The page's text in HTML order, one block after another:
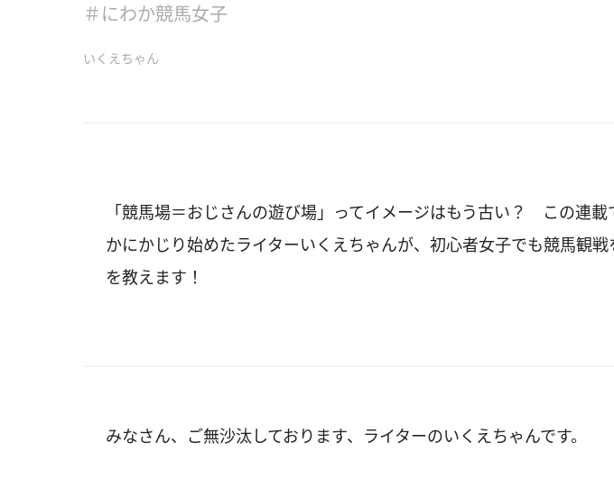
＃にわか競馬女子
いくえちゃん
「競馬場＝おじさんの遊び場」ってイメージはもう古い？ この連載
かにかじり始めたライターいくえちゃんが、初心者女子でも競馬観戦
を教えます！
みなさん、ご無沙汰しております、ライターのいくえちゃんです。